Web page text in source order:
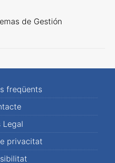
de Gestión
freqüents
Legal
privacitat